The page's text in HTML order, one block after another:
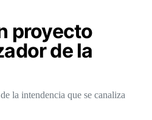
proyecto
de la
la intendencia que se canaliza